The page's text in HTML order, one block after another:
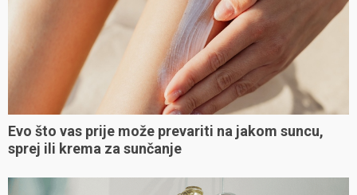
Evo što vas prije može prevariti na jakom suncu,
sprej ili krema za sunčanje